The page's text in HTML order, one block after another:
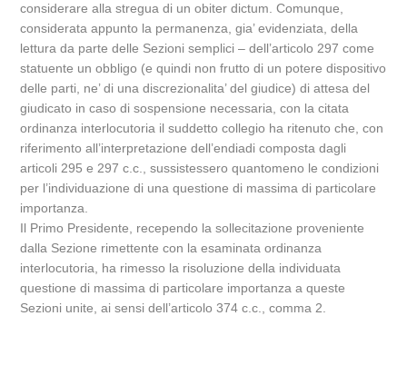
considerare alla stregua di un obiter dictum. Comunque,
considerata appunto la permanenza, gia’ evidenziata, della
lettura da parte delle Sezioni semplici – dell’articolo 297 come
statuente un obbligo (e quindi non frutto di un potere dispositivo
delle parti, ne’ di una discrezionalita’ del giudice) di attesa del
giudicato in caso di sospensione necessaria, con la citata
ordinanza interlocutoria il suddetto collegio ha ritenuto che, con
riferimento all’interpretazione dell’endiadi composta dagli
articoli 295 e 297 c.c., sussistessero quantomeno le condizioni
per l’individuazione di una questione di massima di particolare
importanza.
Il Primo Presidente, recependo la sollecitazione proveniente
dalla Sezione rimettente con la esaminata ordinanza
interlocutoria, ha rimesso la risoluzione della individuata
questione di massima di particolare importanza a queste
Sezioni unite, ai sensi dell’articolo 374 c.c., comma 2.